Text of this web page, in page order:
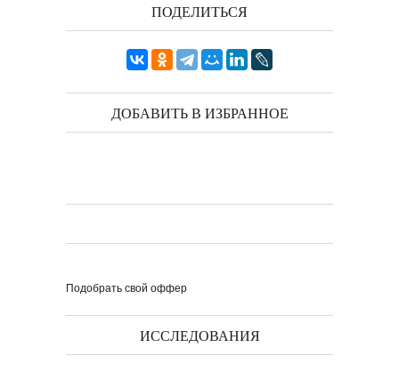
ПОДЕЛИТЬСЯ
ДОБАВИТЬ В ИЗБРАННОЕ
Подобрать свой оффер
ИССЛЕДОВАНИЯ